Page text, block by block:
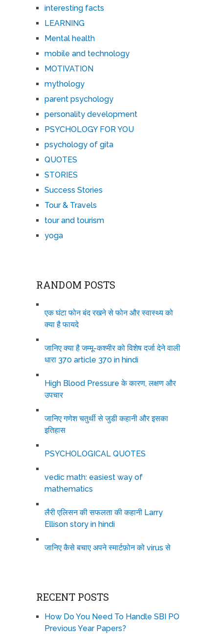
interesting facts
LEARNING
Mental health
mobile and technology
MOTIVATION
mythology
parent psychology
personality development
PSYCHOLOGY FOR YOU
psychology of gita
QUOTES
STORIES
Success Stories
Tour & Travels
tour and tourism
yoga
RANDOM POSTS
एक घंटा फोन बंद रखने से फोन और स्वास्थ्य को
क्या है फायदे
जानिए क्या है जम्मू-कश्मीर को विशेष दर्जा देने वाली
धारा 370 article 370 in hindi
High Blood Pressure के कारण, लक्षण और
उपचार
जानिए गणेश चतुर्थी से जुडी कहानी और इसका
इतिहास
PSYCHOLOGICAL QUOTES
vedic math: easiest way of
mathematics
लैरी एलिसन की सफलता की कहानी Larry
Ellison story in hindi
जानिए कैसे बचाए अपने स्मार्टफ़ोन को virus से
RECENT POSTS
How Do You Need To Handle SBI PO
Previous Year Papers?